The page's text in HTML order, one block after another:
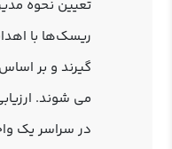
تعیین نحوه
ریسک‌ها با
‌گیرند و بر اساس
می ‌شوند.
در سراسر یک